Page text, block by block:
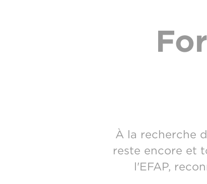
À la recherche
reste encore et
l'EFAP,